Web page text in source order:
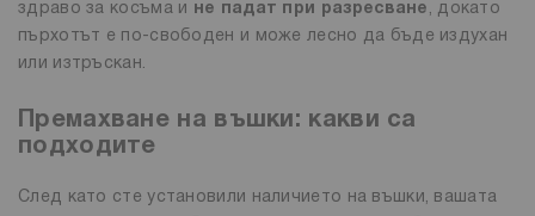
здраво за косъма и
не падат при разресване , докато
пърхотът е по-свободен и може лесно да бъде издухан
или изтръскан.
Премахване на въшки: какви са
подходите
След като сте установили наличието на въшки, вашата